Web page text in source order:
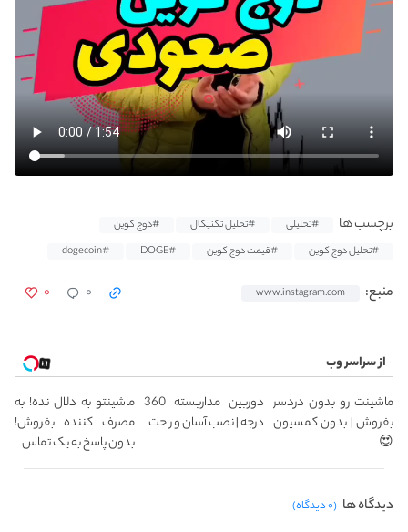
برچسب ها #تحلیلی #تحلیل تکنیکال
#دوج کوین
#تحلیل دوج کوین
#قیمت دوج کوین #DOGE
#dogecoin
منبع: www.instagram.com ۰ ۰
از سراسر وب
ماشینت رو بدون دردسر
بفروش | بدون کمسیون
😍
دوربین مداربسته 360
درجه | نصب آسان و راحت
ماشینتو به دلال نده! به
مصرف کننده بفروش!
بدون پاسخ به یک تماس
دیدگاه ها (۰ دیدگاه)